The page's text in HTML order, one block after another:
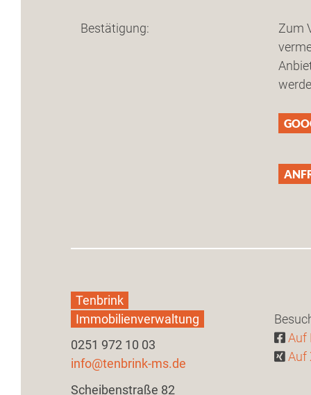
Bestätigung:
Zum
Tenbrink
Immobilienverwaltung
0251 972 10 03
info@tenbrink-ms.de
Scheibenstraße 82
Auf
Auf